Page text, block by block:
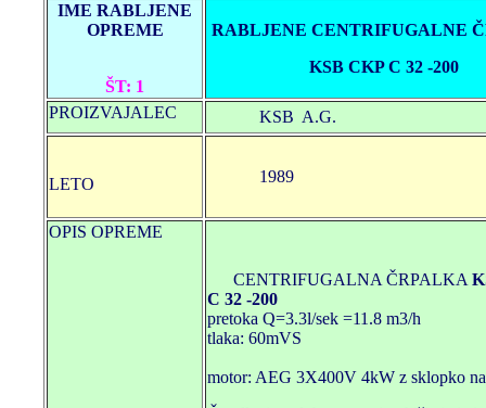
IME RABLJENE
OPREME
ŠT: 1
RABLJENE CENTRIFUGALNE
KSB CKP C 32 -200
PROIZVAJALEC KSB A.G.
LETO 1989
OPIS OPREME
CENTRIFUGALNA ČRPALKA
C 32 -200
pretoka Q=3.3l/sek =11.8 m3/h
tlaka: 60mVS
motor: AEG 3X400V 4kW z sklopko